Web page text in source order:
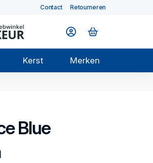
Contact Retourneren
Kerst Merken
Blue